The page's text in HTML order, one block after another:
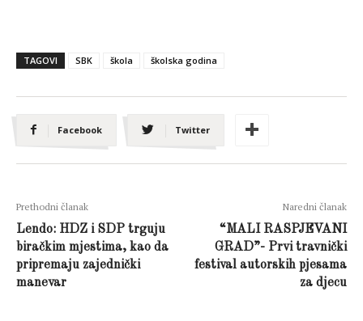
TAGOVI SBK škola školska godina
Facebook Twitter
Prethodni članak
Lendo: HDZ i SDP trguju
biračkim mjestima, kao da
pripremaju zajednički
manevar
Naredni članak
“MALI RASPJEVANI
GRAD”- Prvi travnički
festival autorskih pjesama
za djecu